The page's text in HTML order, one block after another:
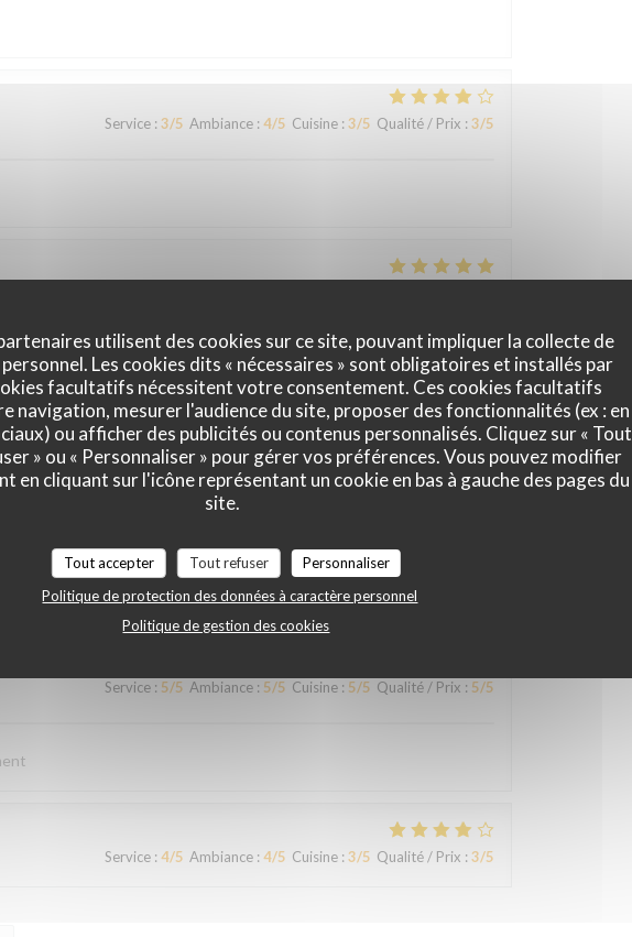
utilisent des cookies sur ce site, pouvant impliquer la collecte de
Les cookies dits « nécessaires » sont obligatoires et installés par
facultatifs nécessitent votre consentement. Ces cookies facultatifs
navigation, mesurer l'audience du site, proposer des fonctionnalités (ex : en
ou afficher des publicités ou contenus personnalisés. Cliquez sur « Tout
» ou « Personnaliser » pour gérer vos préférences. Vous pouvez modifier
en cliquant sur l'icône représentant un cookie en bas à gauche des pages du
site.
Tout accepter Tout refuser
Personnaliser
Politique de protection des données à caractère personnel
Politique de gestion des cookies
Service: 3/5 Ambiance: 4/5 Cuisine: 3/5 Qualité / Prix : 3/5
à l'assiette super bien présentée de l'entrée au dessert. Déjeuner
de table en tissu (c'est très rare de nos jours pour un menu du
de ST ETIENNE
Service: 5/5 Ambiance: 5/5 Cuisine: 5/5 Qualité / Prix : 5/5
Service: 4/5 Ambiance: 4/5 Cuisine: 3/5 Qualité / Prix : 3/5